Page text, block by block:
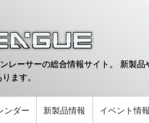
レーサーの総合情報サイト。 新製
ます。
ンダー 新製品情報 イベント情報